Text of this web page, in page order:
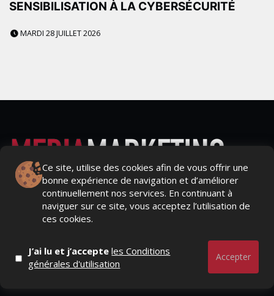
SENSIBILISATION À LA CYBERSÉCURITÉ
MARDI 28 JUILLET 2026
Ce site, utilise des cookies afin de vous offrir une
bonne expérience de navigation et d’améliorer
continuellement nos services. En continuant à
naviguer sur ce site, vous acceptez l’utilisation de
ces cookies.
J’ai lu et j’accepteles Conditions
générales d'utilisation
Accepter
Actualités Média, Actualités Com/Market/Ntic, Actualités
Distrib, Dossier, Interview, Stratégies, Communication,
Marques avenue, Relations presse, Créa, Baromètre,
People, Métier, Profil...
RESTER CONNECTÉ